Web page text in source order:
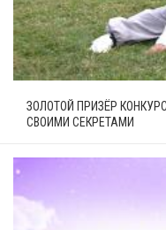
ЗОЛОТОЙ ПРИЗЁР
СВОИМИ СЕКРЕТАМИ